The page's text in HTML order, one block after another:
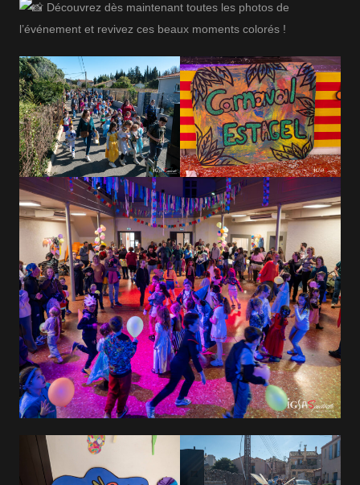
Découvrez dès maintenant toutes les photos de
l’événement et revivez ces beaux moments colorés !